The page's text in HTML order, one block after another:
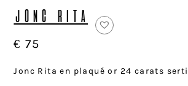
JONC RITA
€ 75
Jonc Rita en plaqué or 24 carats